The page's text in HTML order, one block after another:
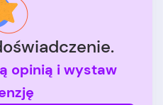
opinią i wystaw